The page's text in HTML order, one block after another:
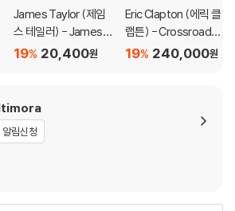
James Taylor (제임
스 테일러) - James T
aylor At Christmas
20,400원
19%
Eric Clapton (에릭 클
랩튼) - Crossroads
Guitar Festival 2019
240,000원
19%
림신청